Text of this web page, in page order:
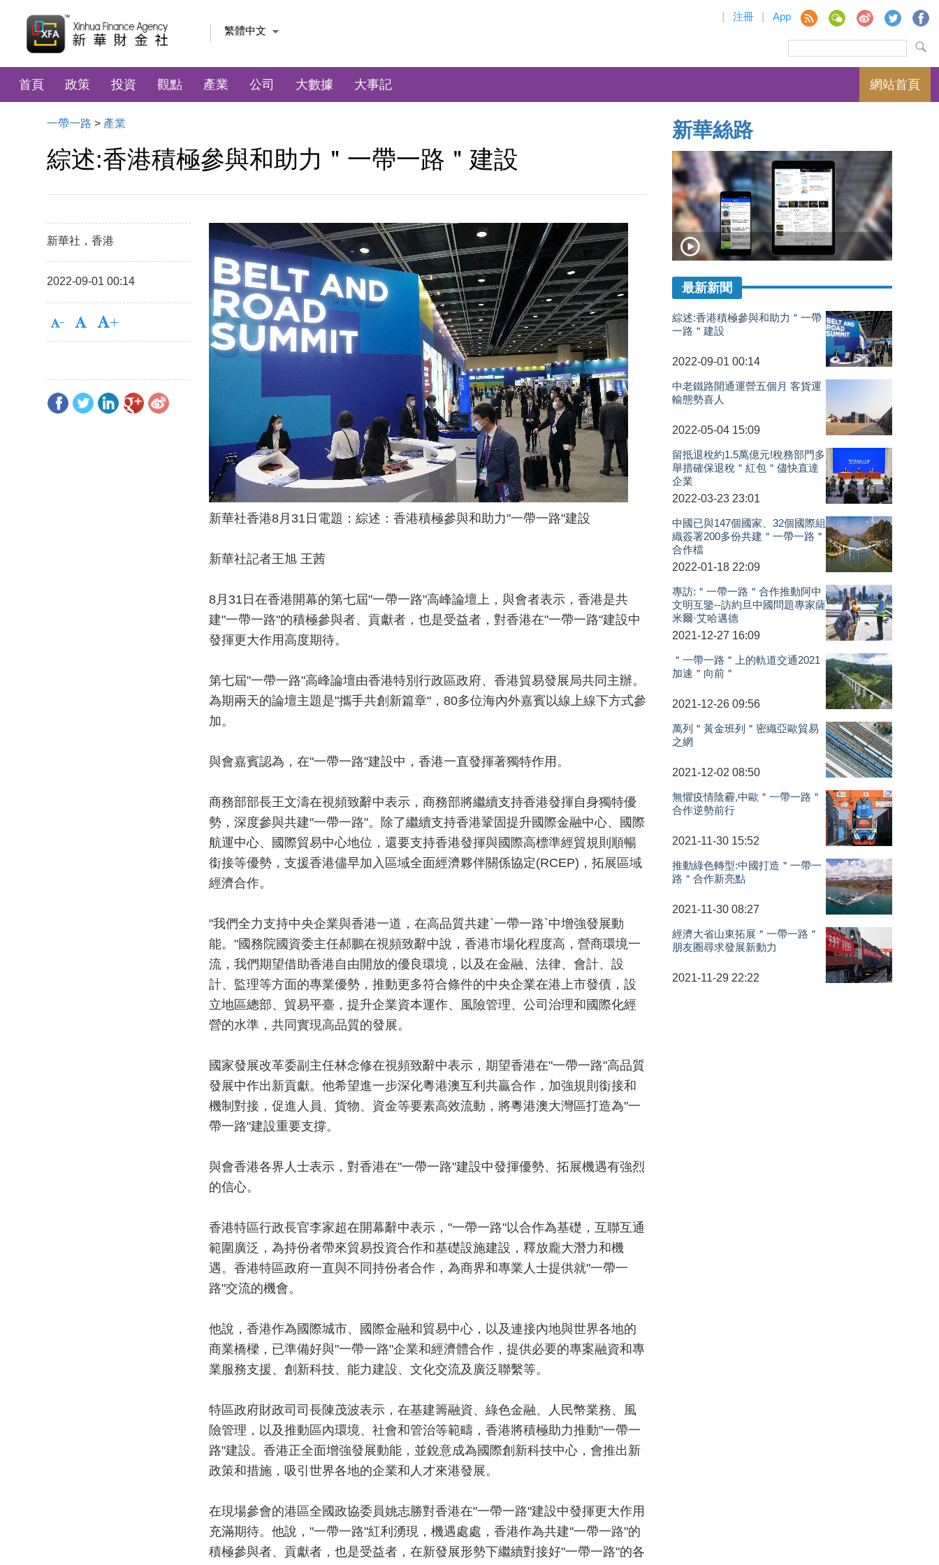
繁體中文
注冊 App
網站首頁
首頁 政策 投資 觀點 產業 公司 大數據 大事記
一帶一路 > 產業
綜述:香港積極參與和助力＂一帶一路＂建設
新華社，香港
2022-09-01 00:14
新華社香港8月31日電題：綜述：香港積極參與和助力"一帶一路"建設
新華社記者王旭 王茜
8月31日在香港開幕的第七屆"一帶一路"高峰論壇上，與會者表示，香港是共
建"一帶一路"的積極參與者、貢獻者，也是受益者，對香港在"一帶一路"建設中
發揮更大作用高度期待。
第七屆"一帶一路"高峰論壇由香港特別行政區政府、香港貿易發展局共同主辦。
為期兩天的論壇主題是"攜手共創新篇章"，80多位海內外嘉賓以線上線下方式參
加。
與會嘉賓認為，在"一帶一路"建設中，香港一直發揮著獨特作用。
商務部部長王文濤在視頻致辭中表示，商務部將繼續支持香港發揮自身獨特優
勢，深度參與共建"一帶一路"。除了繼續支持香港鞏固提升國際金融中心、國際
航運中心、國際貿易中心地位，還要支持香港發揮與國際高標準經貿規則順暢
銜接等優勢，支援香港儘早加入區域全面經濟夥伴關係協定(RCEP)，拓展區域
經濟合作。
"我們全力支持中央企業與香港一道，在高品質共建`一帶一路`中增強發展動
能。"國務院國資委主任郝鵬在視頻致辭中說，香港市場化程度高，營商環境一
流，我們期望借助香港自由開放的優良環境，以及在金融、法律、會計、設
計、監理等方面的專業優勢，推動更多符合條件的中央企業在港上市發債，設
立地區總部、貿易平臺，提升企業資本運作、風險管理、公司治理和國際化經
營的水準，共同實現高品質的發展。
國家發展改革委副主任林念修在視頻致辭中表示，期望香港在"一帶一路"高品質
發展中作出新貢獻。他希望進一步深化粵港澳互利共贏合作，加強規則銜接和
機制對接，促進人員、貨物、資金等要素高效流動，將粵港澳大灣區打造為"一
帶一路"建設重要支撐。
與會香港各界人士表示，對香港在"一帶一路"建設中發揮優勢、拓展機遇有強烈
的信心。
香港特區行政長官李家超在開幕辭中表示，"一帶一路"以合作為基礎，互聯互通
範圍廣泛，為持份者帶來貿易投資合作和基礎設施建設，釋放龐大潛力和機
遇。香港特區政府一直與不同持份者合作，為商界和專業人士提供就"一帶一
路"交流的機會。
他說，香港作為國際城市、國際金融和貿易中心，以及連接內地與世界各地的
商業橋樑，已準備好與"一帶一路"企業和經濟體合作，提供必要的專案融資和專
業服務支援、創新科技、能力建設、文化交流及廣泛聯繫等。
特區政府財政司司長陳茂波表示，在基建籌融資、綠色金融、人民幣業務、風
險管理，以及推動區內環境、社會和管治等範疇，香港將積極助力推動"一帶一
路"建設。香港正全面增強發展動能，並銳意成為國際創新科技中心，會推出新
政策和措施，吸引世界各地的企業和人才來港發展。
在現場參會的港區全國政協委員姚志勝對香港在"一帶一路"建設中發揮更大作用
充滿期待。他說，"一帶一路"紅利湧現，機遇處處，香港作為共建"一帶一路"的
積極參與者、貢獻者，也是受益者，在新發展形勢下繼續對接好"一帶一路"的各
新華絲路
最新新聞
綜述:香港積極參與和助力＂一帶
一路＂建設
2022-09-01 00:14
中老鐵路開通運營五個月 客貨運
輸態勢喜人
2022-05-04 15:09
留抵退稅約1.5萬億元!稅務部門多
舉措確保退稅＂紅包＂儘快直達
企業
2022-03-23 23:01
中國已與147個國家、32個國際組
織簽署200多份共建＂一帶一路＂
合作檔
2022-01-18 22:09
專訪:＂一帶一路＂合作推動阿中
文明互鑒--訪約旦中國問題專家薩
米爾·艾哈邁德
2021-12-27 16:09
＂一帶一路＂上的軌道交通2021
加速＂向前＂
2021-12-26 09:56
萬列＂黃金班列＂密織亞歐貿易
之網
2021-12-02 08:50
無懼疫情陰霾,中歐＂一帶一路＂
合作逆勢前行
2021-11-30 15:52
推動綠色轉型:中國打造＂一帶一
路＂合作新亮點
2021-11-30 08:27
經濟大省山東拓展＂一帶一路＂
朋友圈尋求發展新動力
2021-11-29 22:22